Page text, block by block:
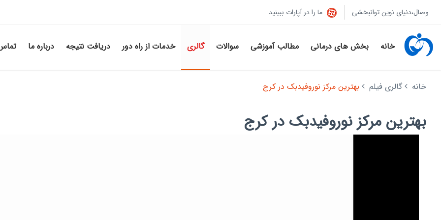
وصال،دنیای نوین توانبخشی ما را در آپارات ببینید
خانه بخش های درمانی مطالب آموزشی سوالات گالری خدمات از راه دور دریافت نتیجه درباره ما
خانه گالری فیلم بهترین مرکز نوروفیدبک در کرج
بهترین مرکز نوروفیدبک در کرج